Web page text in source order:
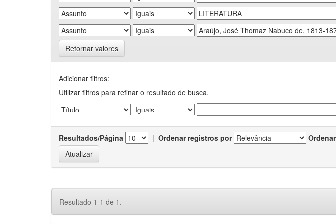
Retornar valores
Adicionar filtros:
Utilizar filtros para refinar o resultado de busca.
Resultados/Página | Ordenar registros por Ordenar
Resultado 1-1 de 1.